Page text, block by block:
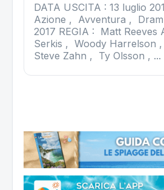
DATA USCITA : 13 luglio
Azione , Avventura ,
2017 REGIA : Matt Reeves
Serkis , Woody Harrelson
Steve Zahn , Ty Olsson , ...